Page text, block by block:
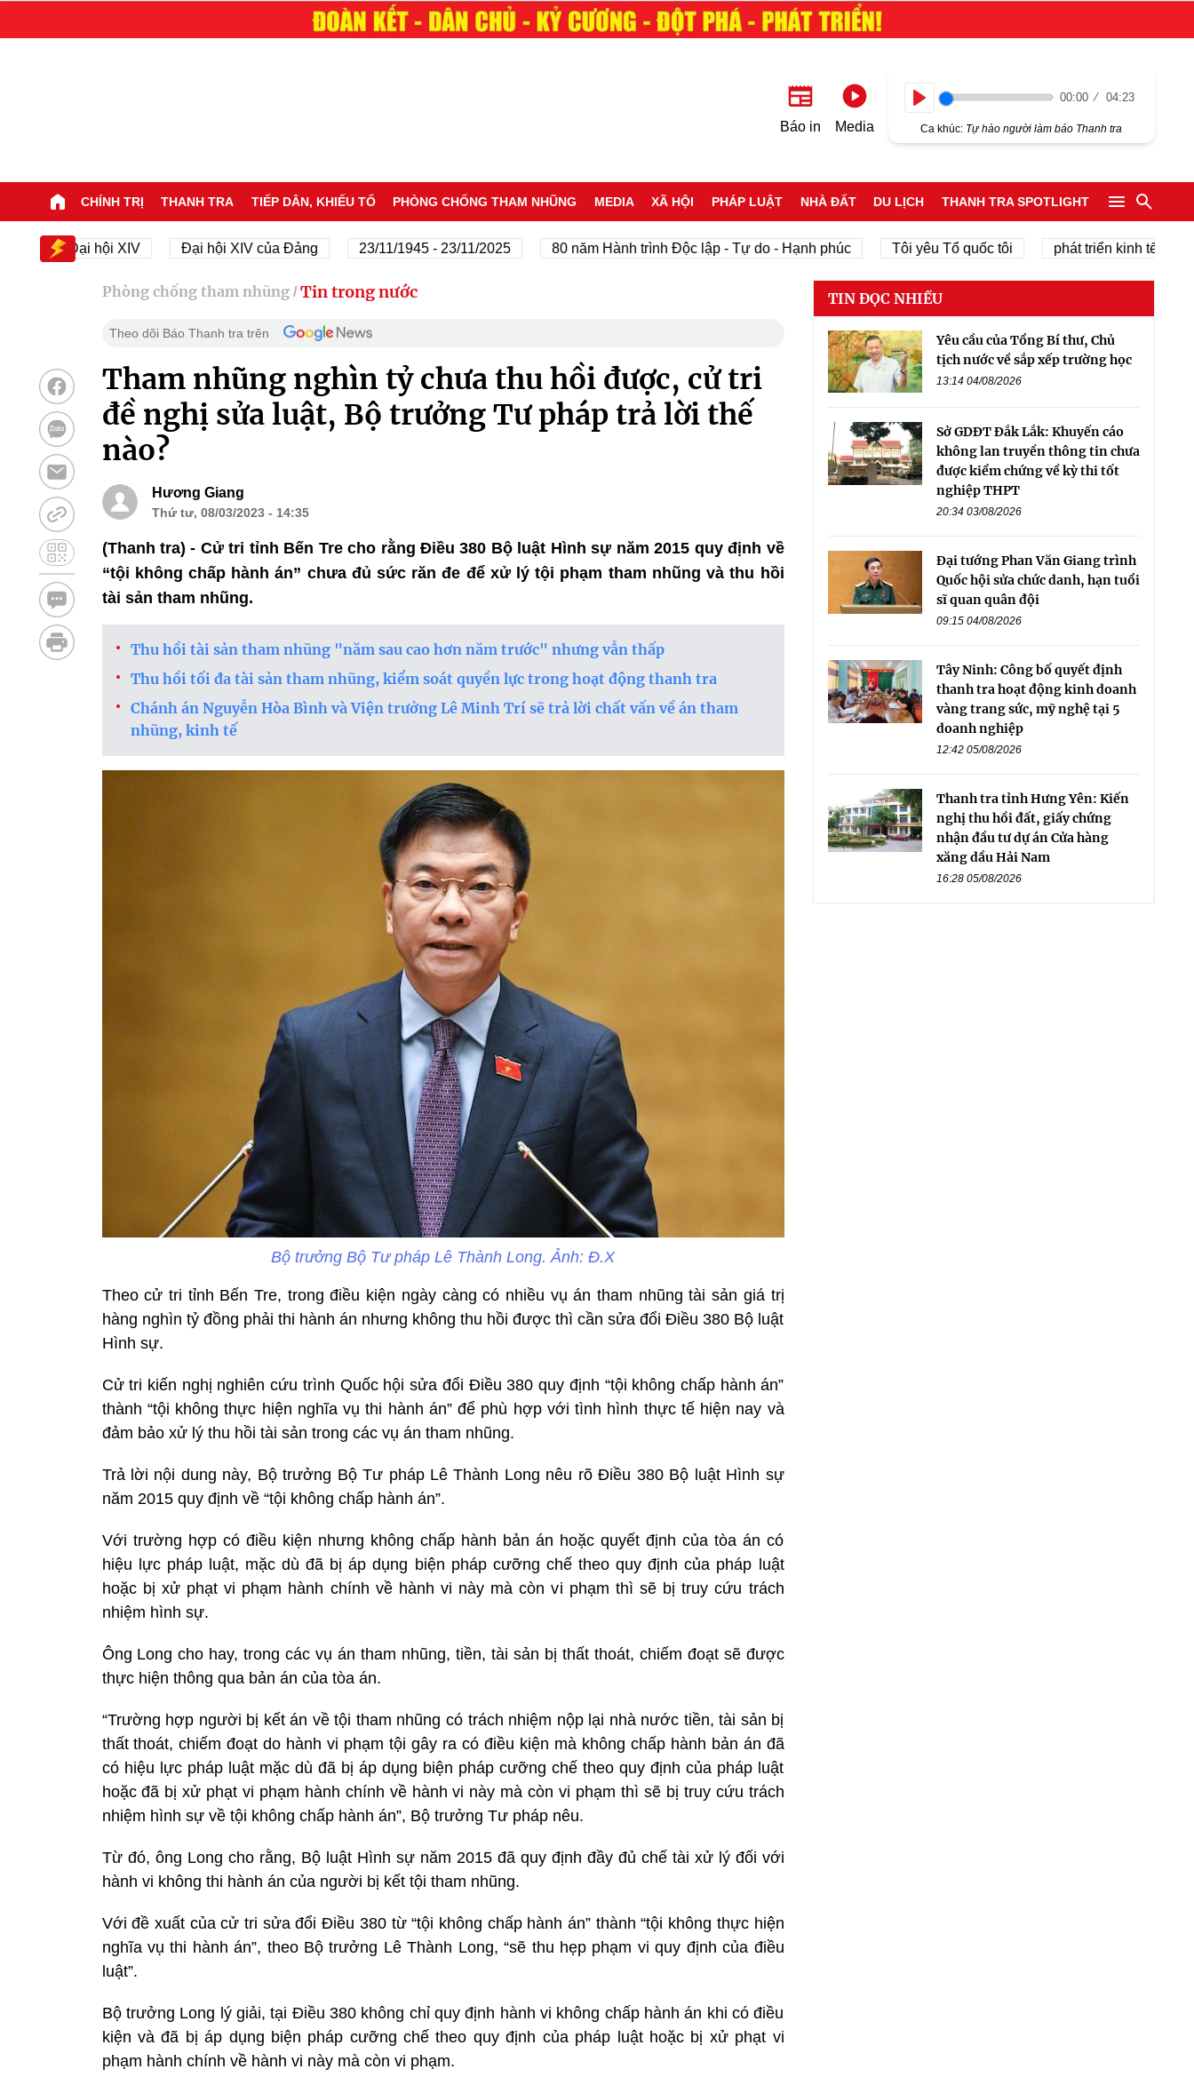
Báo in Media
00:00 04:23
Ca khúc: Tự hào người làm báo Thanh tra
CHÍNH TRỊ THANH TRA TIẾP DÂN, KHIẾU TỐ PHÒNG CHỐNG THAM NHŨNG MEDIA XÃ HỘI PHÁP LUẬT NHÀ ĐẤT DU LỊCH THANH TRA SPOTLIGHT
Đại hội XIV Đại hội XIV của Đảng 23/11/1945 - 23/11/2025 80 năm Hành trình Độc lập - Tự do - Hạnh phúc Tôi yêu Tổ quốc tôi phát triển kinh tế tư nhân
Phòng chống tham nhũng / Tin trong nước
Theo dõi Báo Thanh tra trên
Tham nhũng nghìn tỷ chưa thu hồi được, cử tri
đề nghị sửa luật, Bộ trưởng Tư pháp trả lời thế
nào?
Hương Giang
Thứ tư, 08/03/2023 - 14:35
(Thanh tra) - Cử tri tỉnh Bến Tre cho rằng Điều 380 Bộ luật Hình sự năm 2015 quy định về
“tội không chấp hành án” chưa đủ sức răn đe để xử lý tội phạm tham nhũng và thu hồi
tài sản tham nhũng.
Thu hồi tài sản tham nhũng "năm sau cao hơn năm trước" nhưng vẫn thấp
Thu hồi tối đa tài sản tham nhũng, kiểm soát quyền lực trong hoạt động thanh tra
Chánh án Nguyễn Hòa Bình và Viện trưởng Lê Minh Trí sẽ trả lời chất vấn về án tham
nhũng, kinh tế
Bộ trưởng Bộ Tư pháp Lê Thành Long. Ảnh: Đ.X
Theo cử tri tỉnh Bến Tre, trong điều kiện ngày càng có nhiều vụ án tham nhũng tài sản giá trị
hàng nghìn tỷ đồng phải thi hành án nhưng không thu hồi được thì cần sửa đổi Điều 380 Bộ luật
Hình sự.
Cử tri kiến nghị nghiên cứu trình Quốc hội sửa đổi Điều 380 quy định “tội không chấp hành án”
thành “tội không thực hiện nghĩa vụ thi hành án” để phù hợp với tình hình thực tế hiện nay và
đảm bảo xử lý thu hồi tài sản trong các vụ án tham nhũng.
Trả lời nội dung này, Bộ trưởng Bộ Tư pháp Lê Thành Long nêu rõ Điều 380 Bộ luật Hình sự
năm 2015 quy định về “tội không chấp hành án”.
Với trường hợp có điều kiện nhưng không chấp hành bản án hoặc quyết định của tòa án có
hiệu lực pháp luật, mặc dù đã bị áp dụng biện pháp cưỡng chế theo quy định của pháp luật
hoặc bị xử phạt vi phạm hành chính về hành vi này mà còn vi phạm thì sẽ bị truy cứu trách
nhiệm hình sự.
Ông Long cho hay, trong các vụ án tham nhũng, tiền, tài sản bị thất thoát, chiếm đoạt sẽ được
thực hiện thông qua bản án của tòa án.
“Trường hợp người bị kết án về tội tham nhũng có trách nhiệm nộp lại nhà nước tiền, tài sản bị
thất thoát, chiếm đoạt do hành vi phạm tội gây ra có điều kiện mà không chấp hành bản án đã
có hiệu lực pháp luật mặc dù đã bị áp dụng biện pháp cưỡng chế theo quy định của pháp luật
hoặc đã bị xử phạt vi phạm hành chính về hành vi này mà còn vi phạm thì sẽ bị truy cứu trách
nhiệm hình sự về tội không chấp hành án”, Bộ trưởng Tư pháp nêu.
Từ đó, ông Long cho rằng, Bộ luật Hình sự năm 2015 đã quy định đầy đủ chế tài xử lý đối với
hành vi không thi hành án của người bị kết tội tham nhũng.
Với đề xuất của cử tri sửa đổi Điều 380 từ “tội không chấp hành án” thành “tội không thực hiện
nghĩa vụ thi hành án”, theo Bộ trưởng Lê Thành Long, “sẽ thu hẹp phạm vi quy định của điều
luật”.
Bộ trưởng Long lý giải, tại Điều 380 không chỉ quy định hành vi không chấp hành án khi có điều
kiện và đã bị áp dụng biện pháp cưỡng chế theo quy định của pháp luật hoặc bị xử phạt vi
phạm hành chính về hành vi này mà còn vi phạm.
TIN ĐỌC NHIỀU
Yêu cầu của Tổng Bí thư, Chủ
tịch nước về sắp xếp trường học
13:14 04/08/2026
Sở GDĐT Đắk Lắk: Khuyến cáo
không lan truyền thông tin chưa
được kiểm chứng về kỳ thi tốt
nghiệp THPT
20:34 03/08/2026
Đại tướng Phan Văn Giang trình
Quốc hội sửa chức danh, hạn tuổi
sĩ quan quân đội
09:15 04/08/2026
Tây Ninh: Công bố quyết định
thanh tra hoạt động kinh doanh
vàng trang sức, mỹ nghệ tại 5
doanh nghiệp
12:42 05/08/2026
Thanh tra tỉnh Hưng Yên: Kiến
nghị thu hồi đất, giấy chứng
nhận đầu tư dự án Cửa hàng
xăng dầu Hải Nam
16:28 05/08/2026